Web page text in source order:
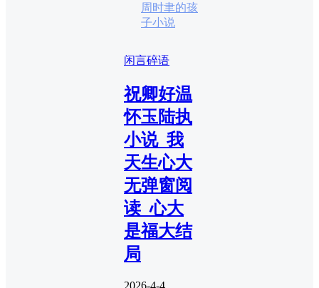
周时聿的孩
子小说
闲言碎语
祝卿好温
怀玉陆执
小说_我
天生心大
无弹窗阅
读_心大
是福大结
局